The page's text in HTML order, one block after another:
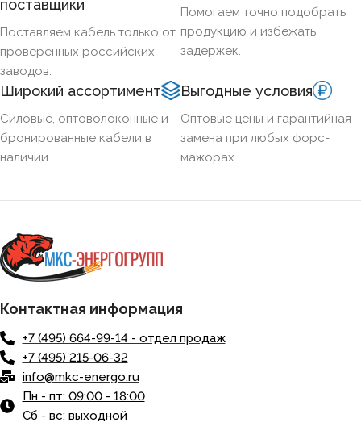
поставщики
Поставляем кабель только от
проверенных российских
заводов.
Помогаем точно подобрать
продукцию и избежать
задержек.
Широкий ассортимент
Силовые, оптоволоконные и
бронированные кабели в
наличии.
Выгодные условия
Оптовые цены и гарантийная
замена при любых форс-
мажорах.
Контактная информация
+7 (495) 664-99-14 - отдел продаж
+7 (495) 215-06-32
info@mkc-energo.ru
Пн - пт: 09:00 - 18:00
Сб - вс: выходной